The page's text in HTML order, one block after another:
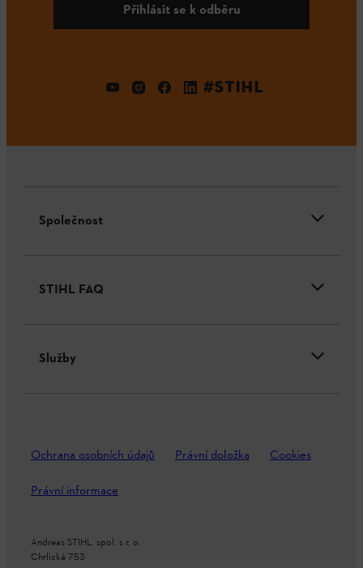
Přihlásit se k odběru
#STIHL
Společnost
STIHL FAQ
Služby
Ochrana osobních údajů Právní doložka Cookies
Právní informace
Andreas STIHL, spol. s r. o.
Chrlická 753